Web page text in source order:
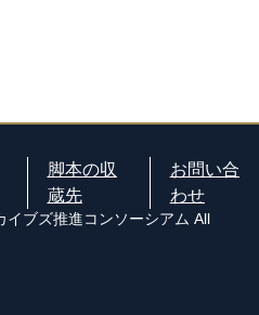
脚本の収
蔵先
お問い合
わせ
ブズ推進コンソーシアム All